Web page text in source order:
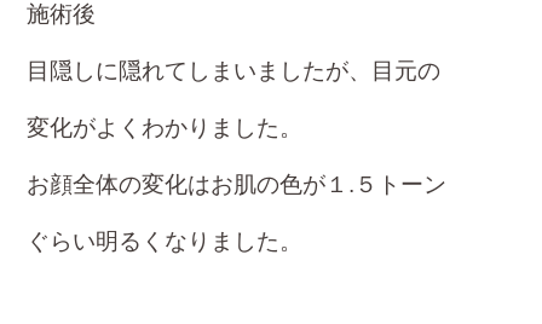
施術後
目隠しに隠れてしまいましたが、目元の
変化がよくわかりました。
お顔全体の変化はお肌の色が１.５トーン
ぐらい明るくなりました。